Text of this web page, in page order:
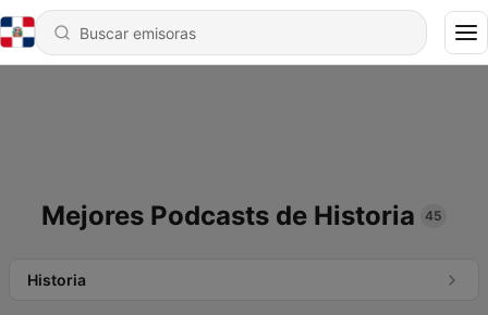
Mejores Podcasts de Historia 45
Historia